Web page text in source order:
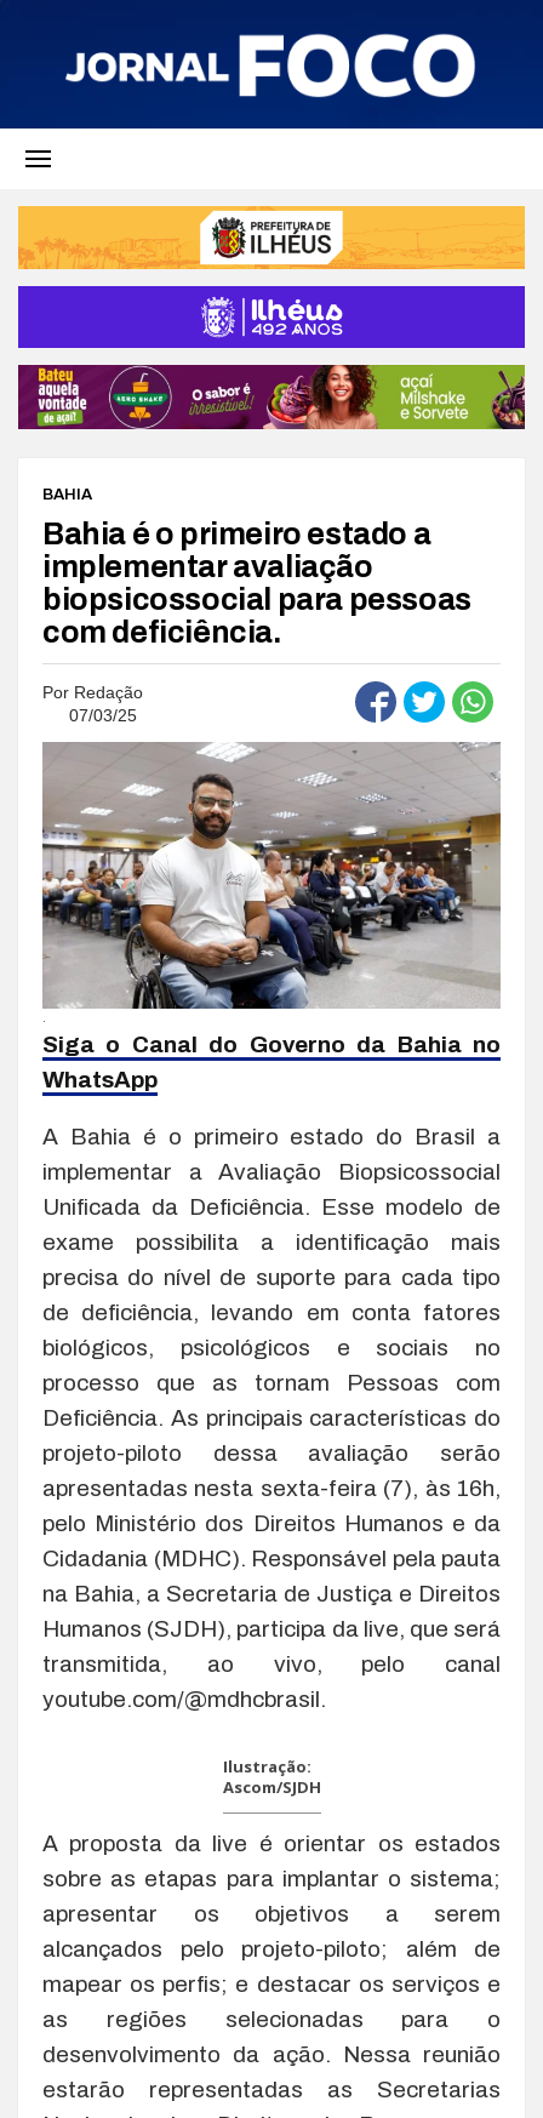
BAHIA
Bahia é o primeiro estado a
implementar avaliação
biopsicossocial para pessoas
com deficiência.
Por Redação
07/03/25
.
Siga o Canal do Governo da Bahia no
WhatsApp
A Bahia é o primeiro estado do Brasil a
implementar a Avaliação Biopsicossocial
Unificada da Deficiência. Esse modelo de
exame possibilita a identificação mais
precisa do nível de suporte para cada tipo
de deficiência, levando em conta fatores
biológicos, psicológicos e sociais no
processo que as tornam Pessoas com
Deficiência. As principais características do
projeto-piloto dessa avaliação serão
apresentadas nesta sexta-feira (7), às 16h,
pelo Ministério dos Direitos Humanos e da
Cidadania (MDHC). Responsável pela pauta
na Bahia, a Secretaria de Justiça e Direitos
Humanos (SJDH), participa da live, que será
transmitida, ao vivo, pelo canal
youtube.com/@mdhcbrasil.
Ilustração:
Ascom/SJDH
A proposta da live é orientar os estados
sobre as etapas para implantar o sistema;
apresentar os objetivos a serem
alcançados pelo projeto-piloto; além de
mapear os perfis; e destacar os serviços e
as regiões selecionadas para o
desenvolvimento da ação. Nessa reunião
estarão representadas as Secretarias